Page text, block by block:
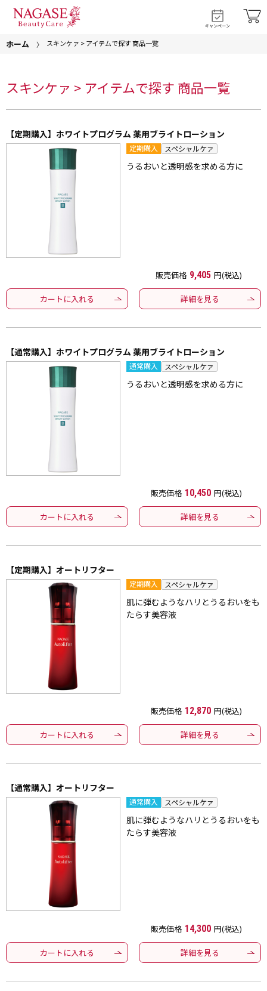
キャンペーン
ホーム スキンケァ > アイテムで探す 商品一覧
スキンケァ > アイテムで探す 商品一覧
【定期購入】ホワイトプログラム 薬用ブライトローション
定期購入 スペシャルケァ
うるおいと透明感を求める方に
販売価格 9,405 円(税込)
カートに入れる 詳細を見る
【通常購入】ホワイトプログラム 薬用ブライトローション
通常購入 スペシャルケァ
うるおいと透明感を求める方に
販売価格 10,450 円(税込)
カートに入れる 詳細を見る
【定期購入】オートリフター
定期購入 スペシャルケァ
肌に弾むようなハリとうるおいをも
たらす美容液
販売価格 12,870 円(税込)
カートに入れる 詳細を見る
【通常購入】オートリフター
通常購入 スペシャルケァ
肌に弾むようなハリとうるおいをも
たらす美容液
販売価格 14,300 円(税込)
カートに入れる 詳細を見る